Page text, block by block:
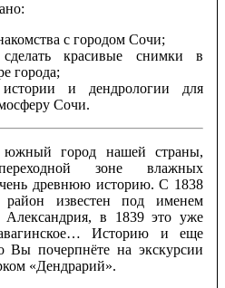
с городом Сочи;
красивые снимки в
города;
и дендрологии для
Сочи.
город нашей страны,
зоне влажных
древнюю историю. С 1838
известен под именем
Александрия, в 1839 это уже
Историю и еще
Вы почерпнёте на экскурсии
«Дендрарий».